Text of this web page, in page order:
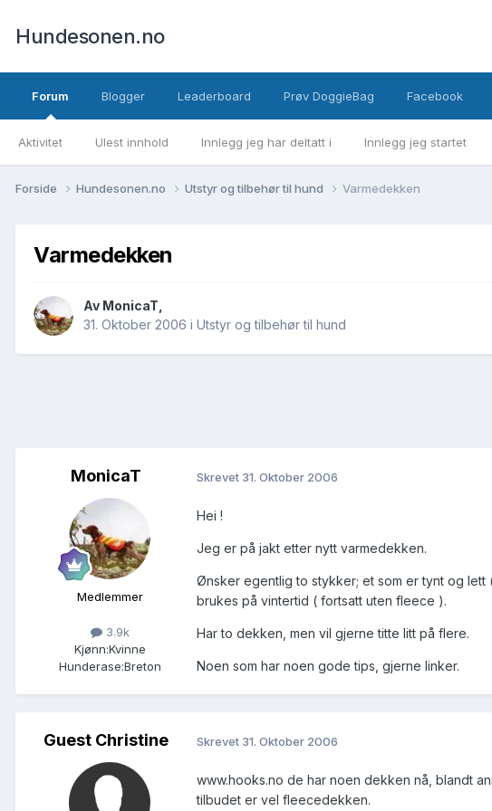
Hundesonen.no
Forum
Aktivitet Ulest innhold Innlegg jeg har deltatt i Innlegg jeg startet
Blogger Leaderboard Prøv DoggieBag Facebook
Forside Hundesonen.no Utstyr og tilbehør til hund Varmedekken
Varmedekken
Av MonicaT
31. Oktober 2006 i Utstyr og tilbehør til hund
MonicaT
Medlemmer
3.9k
Kjønn:Kvinne
Hunderase:Breton
Skrevet 31. Oktober 2006
Hei !
Jeg er på jakt etter nytt varmedekken.
Ønsker egentlig to stykker; et som er tynt og
brukes på vintertid ( fortsatt uten fleece ).
Har to dekken, men vil gjerne titte litt på flere.
Noen som har noen gode tips, gjerne linker.
Guest Christine Skrevet 31. Oktober 2006
www.hooks.no de har noen dekken nå, blandt
tilbudet er vel fleecedekken.